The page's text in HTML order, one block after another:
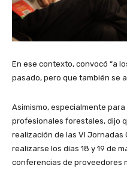
En ese contexto, convocó “a
pasado, pero que también se
Asimismo, especialmente
profesionales forestales, dijo
realización de las VI Jornadas
realizarse los días 18 y 19 de
conferencias de proveedores